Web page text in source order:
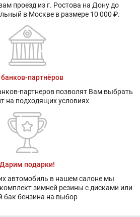
проезд из г. Ростова на Дону до
в Москве в размере 10 000 ₽.
партнёров
партнеров позволят Вам выбрать
на подходящих условиях
Дарим подарки!
автомобиль в нашем салоне мы
зимней резины с дисками или
бак бензина на выбор